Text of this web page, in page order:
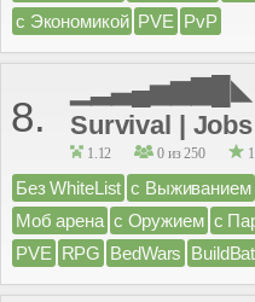
с Экономикой PVE PvP
8.
▁▂▃▄▅▆▇█◣
Survival |
1.12 0 из 250
Без WhiteList с Выживанием
Моб арена с Оружием с
PVE RPG BedWars